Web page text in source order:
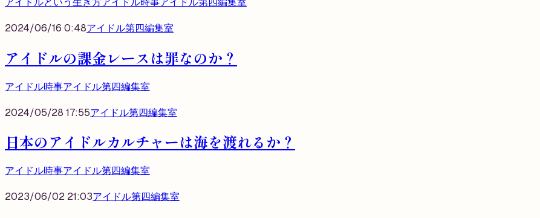
2024/06/16 0:48アイドル第四編集室
アイドルの課金レースは罪なのか？
アイドル時事アイドル第四編集室
2024/05/28 17:55アイドル第四編集室
日本のアイドルカルチャーは海を渡れるか？
アイドル時事アイドル第四編集室
2023/06/02 21:03アイドル第四編集室